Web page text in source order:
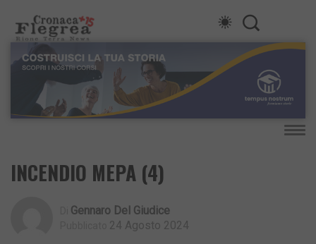
INCENDIO MEPA (4)
Gennaro Del Giudice
24 Agosto 2024